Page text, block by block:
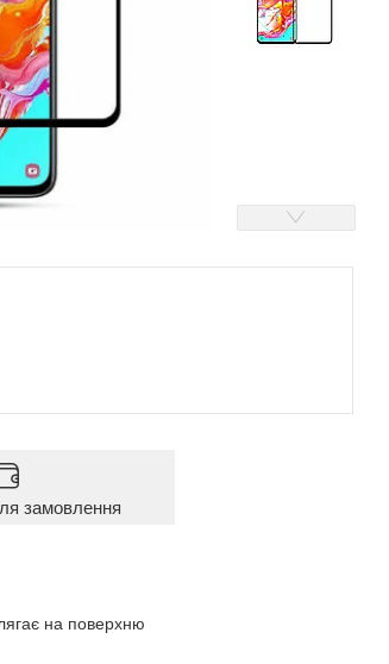
замовлення
на поверхню